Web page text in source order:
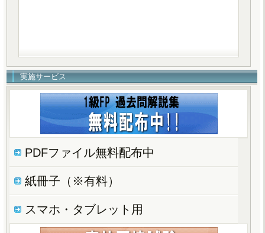
実施サービス
PDFファイル無料配布中
紙冊子（※有料）
スマホ・タブレット用